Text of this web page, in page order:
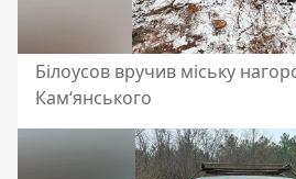
Білоусов вручив міську
Кам‘янського